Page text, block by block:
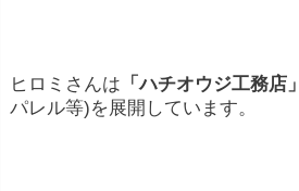
ヒロミさんは 「ハチオウジ工務店」
パレル等)を展開しています。